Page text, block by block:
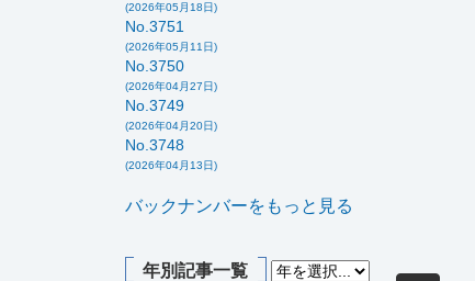
(2026年05月18日)
No.3751
(2026年05月11日)
No.3750
(2026年04月27日)
No.3749
(2026年04月20日)
No.3748
(2026年04月13日)
バックナンバーをもっと見る
年別記事一覧